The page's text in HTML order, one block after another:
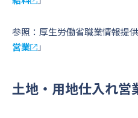
参照：厚生労働省職業情報提
営業
」
土地・用地仕入れ営